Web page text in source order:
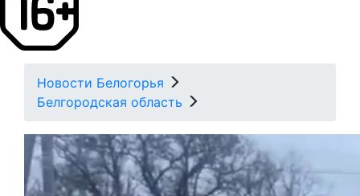
Новости Белогорья
Белгородская область